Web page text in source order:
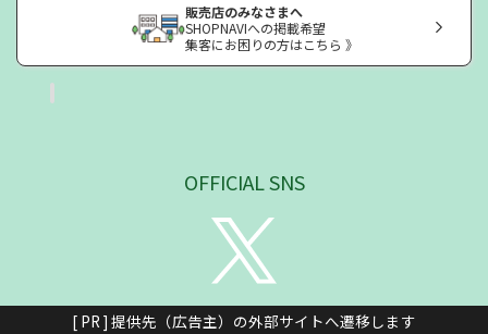
販売店のみなさまへ
SHOPNAVIへの掲載希望
集客にお困りの方はこちら 》
OFFICIAL SNS
[ PR ] 提供先（広告主）の外部サイトへ遷移します